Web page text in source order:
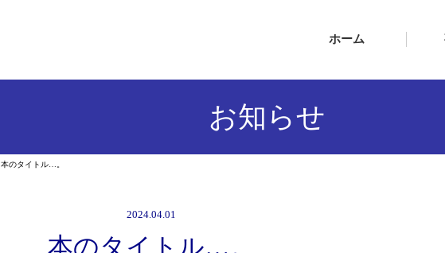
ホーム
お知らせ
本のタイトル…。
2024.04.01
本のタイトル…。